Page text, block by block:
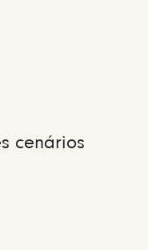
cenários